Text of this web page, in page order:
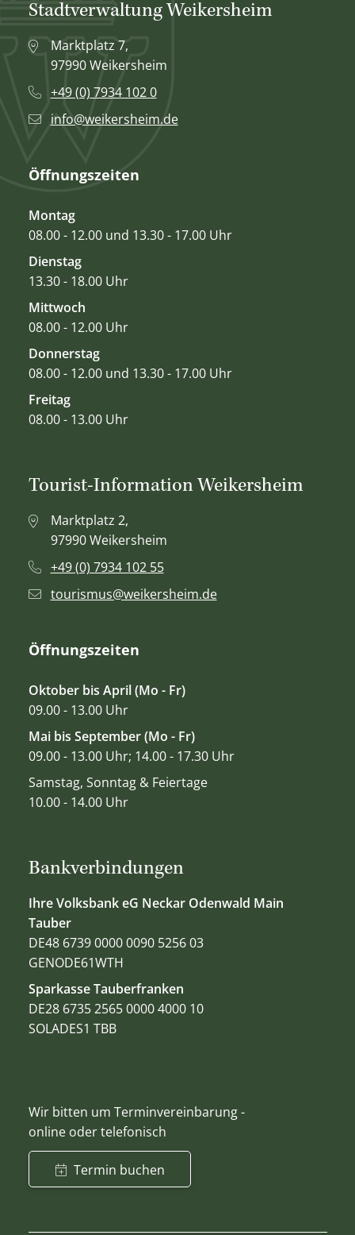
Stadtverwaltung Weikersheim
Marktplatz 7,
97990 Weikersheim
+49 (0) 7934 102 0
info@weikersheim.de
Öffnungszeiten
Montag
08.00 - 12.00 und 13.30 - 17.00 Uhr
Dienstag
13.30 - 18.00 Uhr
Mittwoch
08.00 - 12.00 Uhr
Donnerstag
08.00 - 12.00 und 13.30 - 17.00 Uhr
Freitag
08.00 - 13.00 Uhr
Bankverbindungen
Ihre Volksbank eG Neckar Odenwald Main
Tauber
DE48 6739 0000 0090 5256 03
GENODE61WTH
Sparkasse Tauberfranken
DE28 6735 2565 0000 4000 10
SOLADES1 TBB
Wir bitten um Terminvereinbarung -
online oder telefonisch
Termin buchen
Tourist-Information Weikersheim
Marktplatz 2,
97990 Weikersheim
+49 (0) 7934 102 55
tourismus@weikersheim.de
Öffnungszeiten
Oktober bis April (Mo - Fr)
09.00 - 13.00 Uhr
Mai bis September (Mo - Fr)
09.00 - 13.00 Uhr; 14.00 - 17.30 Uhr
Samstag, Sonntag & Feiertage
10.00 - 14.00 Uhr